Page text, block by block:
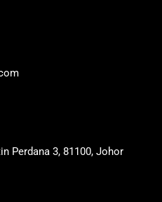
Perdana 3, 81100, Johor